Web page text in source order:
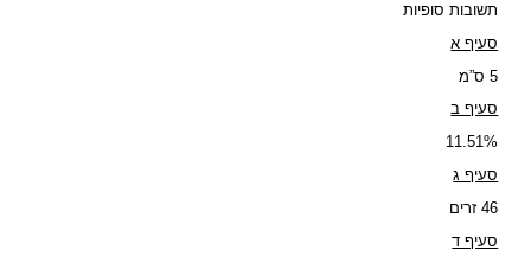
תשובות סופיות
סעיף א
5 ס”מ
סעיף ב
11.51%
סעיף ג
46 זרים
סעיף ד